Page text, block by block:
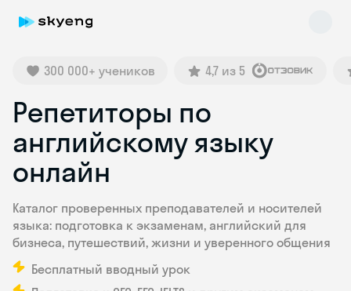
300 000+ учеников 4,7 из 5
Репетиторы по
английскому языку
онлайн
Каталог проверенных преподавателей и носителей
языка: подготовка к экзаменам, английский для
бизнеса, путешествий, жизни и уверенного общения
Бесплатный вводный урок
Skyeng Chat
online